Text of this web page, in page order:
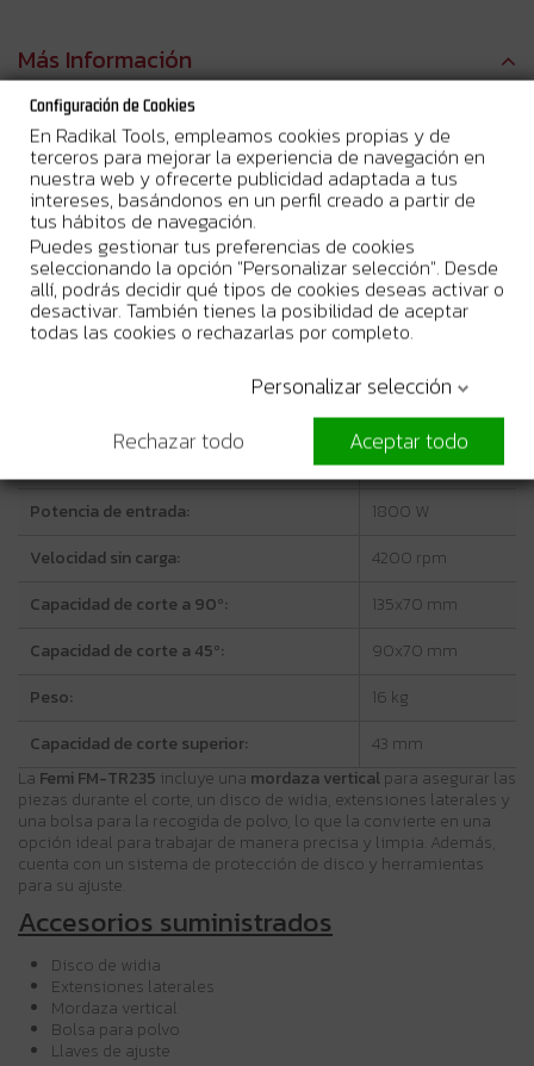
Más Información
LaFemi FM-TR235es una ingletadora con mesa superior,
equipada con un potente motor de1800 W , ideal para realizar
cortes precisos en madera y aluminio. Esta herramienta es
perfecta tanto para profesionales como para aficionados al
bricolaje que buscan potencia y versatilidad. Su diseño robusto
dealuminio fundidole otorga una gran estabilidad, permitiendo
cortes limpios y eficientes, incluso en materiales más resistentes.
Lahoja de sierra de 250 mm ofrece unacapacidad de corte
máxima de 135x70 mma 90º, y de 90x70 mm a 45º, lo que
permite trabajar en una amplia gama de proyectos. Su sistema de
mesa superior extensible proporciona una capacidad de corte
250 mm
Potencia de entrada:
1800 W
Velocidad sin carga:
4200 rpm
Capacidad de corte a 90º:
135x70 mm
Capacidad de corte a 45º:
90x70 mm
Peso:
16 kg
Capacidad de corte superior:
43 mm
La Femi FM-TR235 incluye una mordaza verticalpara asegurar las
piezas durante el corte, un disco de widia, extensiones laterales y
una bolsa para la recogida de polvo, lo que la convierte en una
opción ideal para trabajar de manera precisa y limpia. Además,
cuenta con un sistema de protección de disco y herramientas
para su ajuste.
Accesorios suministrados
Disco de widia
Extensiones laterales
Mordaza vertical
Bolsa para polvo
Llaves de ajuste
Configuración de Cookies
En Radikal Tools, empleamos cookies propias y de
terceros para mejorar la experiencia de navegación en
nuestra web y ofrecerte publicidad adaptada a tus
intereses, basándonos en un perfil creado a partir de
tus hábitos de navegación.
Puedes gestionar tus preferencias de cookies
seleccionando la opción "Personalizar selección". Desde
allí, podrás decidir qué tipos de cookies deseas activar o
desactivar. También tienes la posibilidad de aceptar
todas las cookies o rechazarlas por completo.
Personalizar selección
Rechazar todo
Aceptar todo